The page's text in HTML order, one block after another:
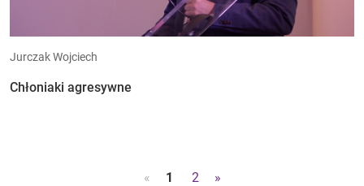
Jurczak Wojciech
Chłoniaki agresywne
« 1 2 »